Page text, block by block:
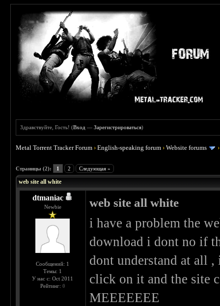
Здравствуйте, Гость! (Вход —Зарегистрироваться)
Metal Torrent Tracker Forum ›English-speaking forum ›Website forums
Страницы (2): 1 2 Следующая »
web site all white
dtmaniac
Newbie
Сообщений: 1
Темы: 1
У нас с: Oct 2011
Рейтинг: 0
web site all white
i have a problem the
download i dont no if
dont understand at all
click on it and the site
MEEEEEEE